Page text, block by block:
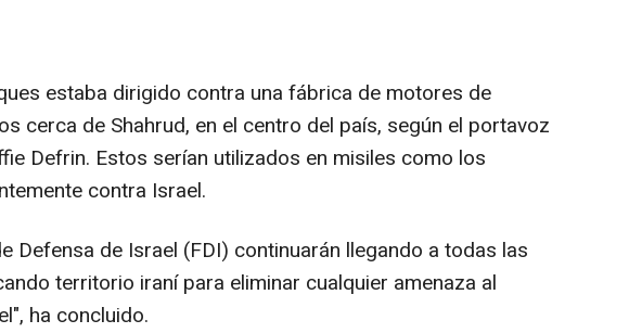
estaba dirigido contra una fábrica de motores de
cerca de Shahrud, en el centro del país, según el portavoz
Defrin. Estos serían utilizados en misiles como los
contra Israel.
Defensa de Israel (FDI) continuarán llegando a todas las
territorio iraní para eliminar cualquier amenaza al
ha concluido.